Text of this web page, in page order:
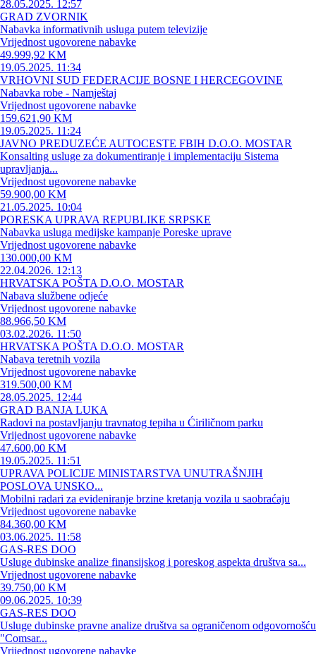
28.05.2025. 12:57
GRAD ZVORNIK
Nabavka informativnih usluga putem televizije
Vrijednost ugovorene nabavke
49.999,92 KM
19.05.2025. 11:34
VRHOVNI SUD FEDERACIJE BOSNE I HERCEGOVINE
Nabavka robe - Namještaj
Vrijednost ugovorene nabavke
159.621,90 KM
19.05.2025. 11:24
JAVNO PREDUZEĆE AUTOCESTE FBIH D.O.O. MOSTAR
Konsalting usluge za dokumentiranje i implementaciju Sistema
upravljanja...
Vrijednost ugovorene nabavke
59.900,00 KM
21.05.2025. 10:04
PORESKA UPRAVA REPUBLIKE SRPSKE
Nabavka usluga medijske kampanje Poreske uprave
Vrijednost ugovorene nabavke
130.000,00 KM
22.04.2026. 12:13
HRVATSKA POŠTA D.O.O. MOSTAR
Nabava službene odjeće
Vrijednost ugovorene nabavke
88.966,50 KM
03.02.2026. 11:50
HRVATSKA POŠTA D.O.O. MOSTAR
Nabava teretnih vozila
Vrijednost ugovorene nabavke
319.500,00 KM
28.05.2025. 12:44
GRAD BANJA LUKA
Radovi na postavljanju travnatog tepiha u Ćiriličnom parku
Vrijednost ugovorene nabavke
47.600,00 KM
19.05.2025. 11:51
UPRAVA POLICIJE MINISTARSTVA UNUTRAŠNJIH
POSLOVA UNSKO...
Mobilni radari za evideniranje brzine kretanja vozila u saobraćaju
Vrijednost ugovorene nabavke
84.360,00 KM
03.06.2025. 11:58
GAS-RES DOO
Usluge dubinske analize finansijskog i poreskog aspekta društva sa...
Vrijednost ugovorene nabavke
39.750,00 KM
09.06.2025. 10:39
GAS-RES DOO
Usluge dubinske pravne analize društva sa ograničenom odgovornošću
"Comsar...
Vrijednost ugovorene nabavke